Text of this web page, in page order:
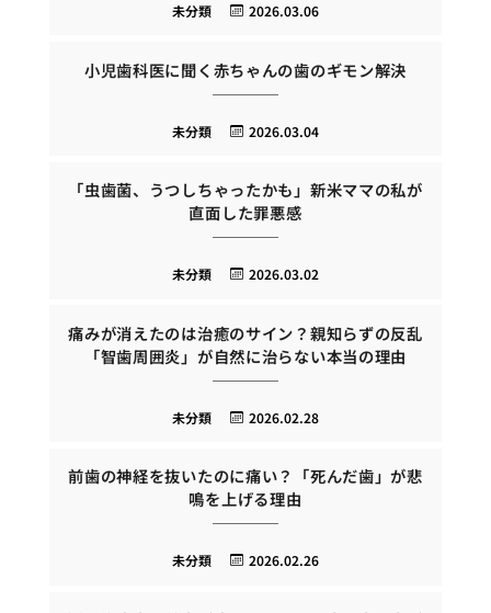
2026.03.06
未分類
小児歯科医に聞く赤ちゃんの歯のギモン解決
2026.03.04
未分類
「虫歯菌、うつしちゃったかも」新米ママの私が
直面した罪悪感
2026.03.02
未分類
痛みが消えたのは治癒のサイン？親知らずの反乱
「智歯周囲炎」が自然に治らない本当の理由
2026.02.28
未分類
前歯の神経を抜いたのに痛い？「死んだ歯」が悲
鳴を上げる理由
2026.02.26
未分類